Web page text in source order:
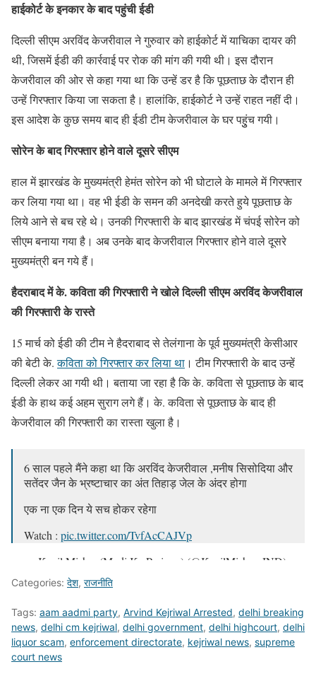
हाईकोर्ट के इनकार के बाद पहुंची ईडी
दिल्ली सीएम अरविंद केजरीवाल ने गुरुवार को हाईकोर्ट में याचिका दायर की
थी, जिसमें ईडी की कार्रवाई पर रोक की मांग की गयी थी। इस दौरान
केजरीवाल की ओर से कहा गया था कि उन्हें डर है कि पूछताछ के दौरान ही
उन्हें गिरफ्तार किया जा सकता है। हालांकि, हाईकोर्ट ने उन्हें राहत नहीं दी।
इस आदेश के कुछ समय बाद ही ईडी टीम केजरीवाल के घर पहुुंच गयी।
सोरेन के बाद गिरफ्तार होने वाले दूसरे सीएम
हाल में झारखंड के मुख्यमंत्री हेमंत सोरेन को भी घोटाले के मामले में गिरफ्तार
कर लिया गया था। वह भी ईडी के समन की अनदेखी करते हुये पूछताछ के
लिये आने से बच रहे थे। उनकी गिरफ्तारी के बाद झारखंड में चंपई सोरेन को
सीएम बनाया गया है। अब उनके बाद केजरीवाल गिरफ्तार होने वाले दूसरे
मुख्यमंत्री बन गये हैं।
हैदराबाद में के. कविता की गिरफ्तारी ने खोले दिल्ली सीएम अरविंद केजरीवाल
की गिरफ्तारी के रास्ते
15 मार्च को ईडी की टीम ने हैदराबाद से तेलंगाना के पूर्व मुख्यमंत्री केसीआर
की बेटी के.कविता को गिरफ्तार कर लिया था । टीम गिरफ्तारी के बाद उन्हें
दिल्ली लेकर आ गयी थी। बताया जा रहा है कि के. कविता से पूछताछ के बाद
ईडी के हाथ कई अहम सुराग लगे हैं। के. कविता से पूछताछ के बाद ही
केजरीवाल की गिरफ्तारी का रास्ता खुला है।
6 साल पहले मैंने कहा था कि अरविंद केजरीवाल ,मनीष सिसोदिया और
सतेंदर जैन के भ्रष्टाचार का अंत तिहाड़ जेल के अंदर होगा
एक ना एक दिन ये सच होकर रहेगा
Watch : pic.twitter.com/TvfAcCAJVp
— Kapil Mishra (Modi Ka Pariwar) (@KapilMishra_IND)
March 21, 2024
Categories: देश, राजनीति
Tags: aam aadmi party, Arvind Kejriwal Arrested, delhi breaking
news, delhi cm kejriwal, delhi government, delhi highcourt, delhi
liquor scam, enforcement directorate, kejriwal news, supreme
court news